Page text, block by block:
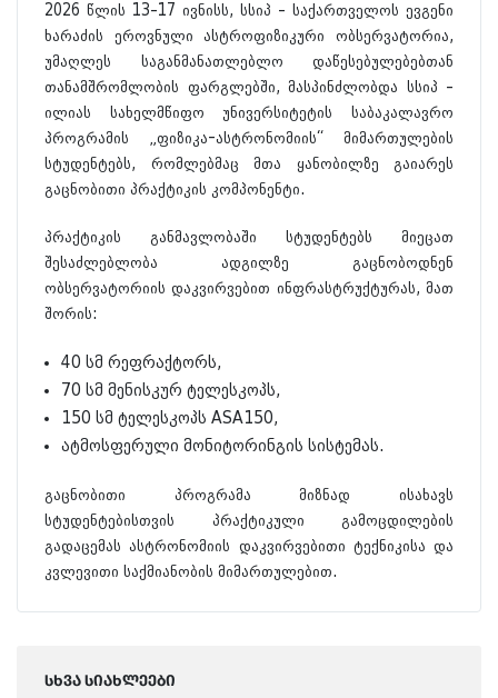
2026 წლის 13–17 ივნისს, სსიპ – საქართველოს ევგენი
ხარაძის ეროვნული ასტროფიზიკური ობსერვატორია,
უმაღლეს საგანმანათლებლო დაწესებულებებთან
თანამშრომლობის ფარგლებში, მასპინძლობდა სსიპ –
ილიას სახელმწიფო უნივერსიტეტის საბაკალავრო
პროგრამის „ფიზიკა-ასტრონომიის“ მიმართულების
სტუდენტებს, რომლებმაც მთა ყანობილზე გაიარეს
გაცნობითი პრაქტიკის კომპონენტი.
პრაქტიკის განმავლობაში სტუდენტებს მიეცათ
შესაძლებლობა ადგილზე გაცნობოდნენ
ობსერვატორიის დაკვირვებით ინფრასტრუქტურას, მათ
შორის:
40 სმ რეფრაქტორს,
70 სმ მენისკურ ტელესკოპს,
150 სმ ტელესკოპს ASA150,
ატმოსფერული მონიტორინგის სისტემას.
გაცნობითი პროგრამა მიზნად ისახავს
სტუდენტებისთვის პრაქტიკული გამოცდილების
გადაცემას ასტრონომიის დაკვირვებითი ტექნიკისა და
კვლევითი საქმიანობის მიმართულებით.
სხვა სიახლეები